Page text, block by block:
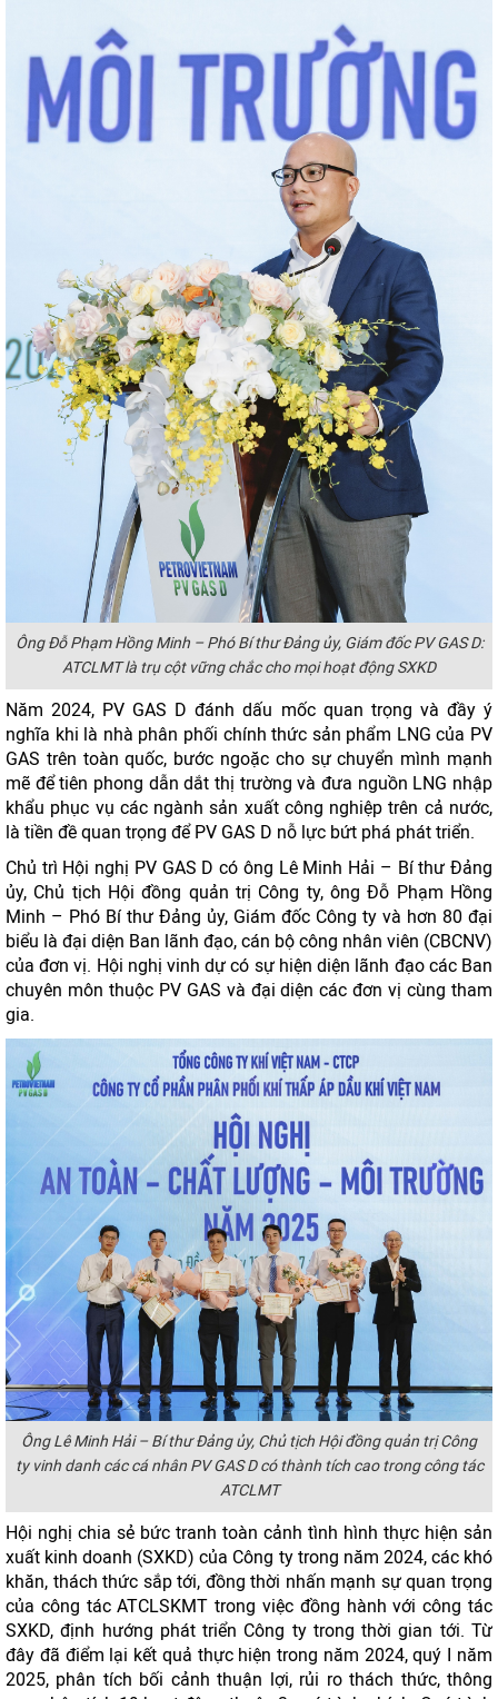
Ông Đỗ Phạm Hồng Minh – Phó Bí thư Đảng ủy, Giám đốc PV GAS D:
ATCLMT là trụ cột vững chắc cho mọi hoạt động SXKD
Năm 2024, PV GAS D đánh dấu mốc quan trọng và đầy ý
nghĩa khi là nhà phân phối chính thức sản phẩm LNG của PV
GAS trên toàn quốc, bước ngoặc cho sự chuyển mình mạnh
mẽ để tiên phong dẫn dắt thị trường và đưa nguồn LNG nhập
khẩu phục vụ các ngành sản xuất công nghiệp trên cả nước,
là tiền đề quan trọng để PV GAS D nỗ lực bứt phá phát triển.
Chủ trì Hội nghị PV GAS D có ông Lê Minh Hải – Bí thư Đảng
ủy, Chủ tịch Hội đồng quản trị Công ty, ông Đỗ Phạm Hồng
Minh – Phó Bí thư Đảng ủy, Giám đốc Công ty và hơn 80 đại
biểu là đại diện Ban lãnh đạo, cán bộ công nhân viên (CBCNV)
của đơn vị. Hội nghị vinh dự có sự hiện diện lãnh đạo các Ban
chuyên môn thuộc PV GAS và đại diện các đơn vị cùng tham
gia.
Ông Lê Minh Hải – Bí thư Đảng ủy, Chủ tịch Hội đồng quản trị Công
ty vinh danh các cá nhân PV GAS D có thành tích cao trong công tác
ATCLMT
Hội nghị chia sẻ bức tranh toàn cảnh tình hình thực hiện sản
xuất kinh doanh (SXKD) của Công ty trong năm 2024, các khó
khăn, thách thức sắp tới, đồng thời nhấn mạnh sự quan trọng
của công tác ATCLSKMT trong việc đồng hành với công tác
SXKD, định hướng phát triển Công ty trong thời gian tới. Từ
đây đã điểm lại kết quả thực hiện trong năm 2024, quý I năm
2025, phân tích bối cảnh thuận lợi, rủi ro thách thức, thông